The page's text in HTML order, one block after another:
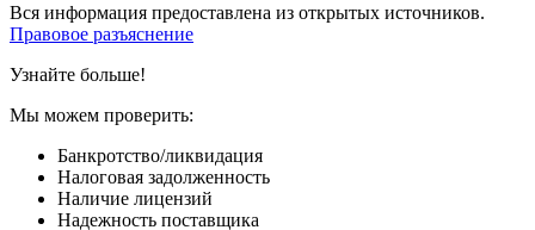
Вся информация предоставлена из открытых источников.
Правовое разъяснение
Узнайте больше!
Мы можем проверить:
Банкротство/ликвидация
Налоговая задолженность
Наличие лицензий
Надежность поставщика